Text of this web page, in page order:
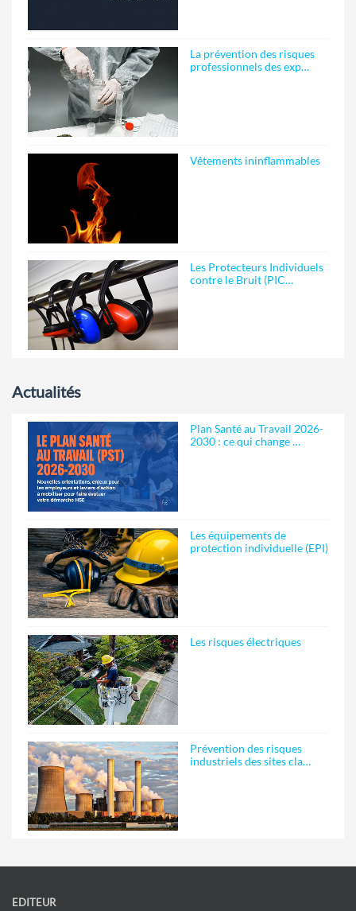
La prévention des risques
professionnels des exp…
Vêtements ininflammables
Les Protecteurs Individuels
contre le Bruit (PIC…
Actualités
Plan Santé au Travail 2026-
2030 : ce qui change …
Les équipements de
protection individuelle (EPI)
Les risques électriques
Prévention des risques
industriels des sites cla…
EDITEUR